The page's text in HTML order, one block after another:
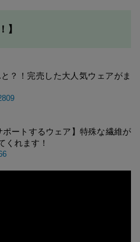
】
？！完売した大人気ウェアがま
ポートするウェア】特殊な繊維が
くれます！